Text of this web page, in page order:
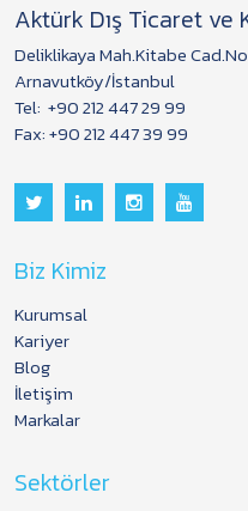
Aktürk Dış Ticaret ve
Deliklikaya Mah.Kitabe
Arnavutköy/İstanbul
Tel: +90 212 447 29 99
Fax: +90 212 447 39 99
Biz Kimiz
Kurumsal
Kariyer
Blog
İletişim
Markalar
Sektörler